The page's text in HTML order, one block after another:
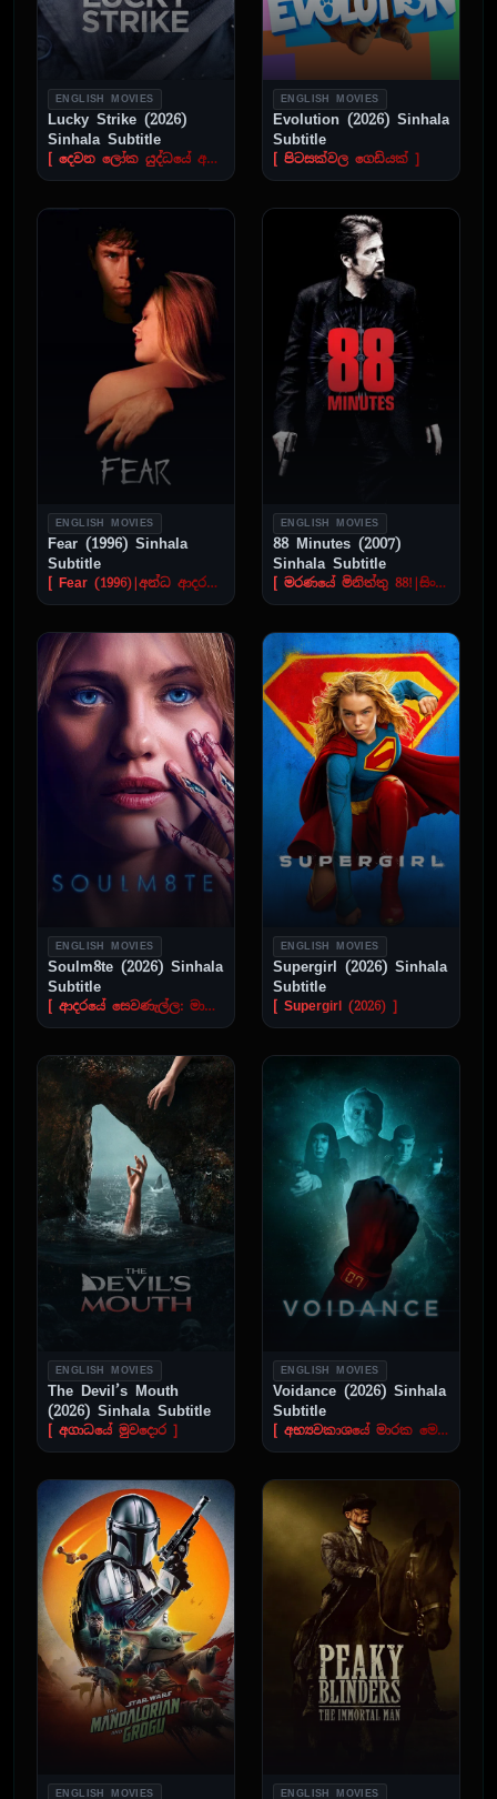
ENGLISH MOVIES
Lucky Strike (2026)
Sinhala Subtitle
[ දෙවන ලෝක යුද්ධයේ අඳුරු හිම කතර සහ තනි වූ සෙබළාගේ නොපසුබස්නා සටන ]
ENGLISH MOVIES
Evolution (2026) Sinhala
Subtitle
[ පිටසක්වල ගෙඩියක් ]
ENGLISH MOVIES
Fear (1996) Sinhala
Subtitle
[ Fear (1996)|අන්ධ ආදරය! [සිංහල උපසිරැසි සමඟ] ]
ENGLISH MOVIES
88 Minutes (2007)
Sinhala Subtitle
[ මරණයේ මිනිත්තු 88!|සිංහල උපසිරැසි සමඟ ]
ENGLISH MOVIES
Soulm8te (2026) Sinhala
Subtitle
[ ආදරයේ සෙවණැල්ල: මාරාන්තික කෘත්‍රිම බැඳීම ]
ENGLISH MOVIES
Supergirl (2026) Sinhala
Subtitle
[ Supergirl (2026) ]
ENGLISH MOVIES
The Devil’s Mouth
(2026) Sinhala Subtitle
[ අගාධයේ මුවදොර ]
ENGLISH MOVIES
Voidance (2026) Sinhala
Subtitle
[ අභ්‍යවකාශයේ මාරක මෙහෙයුම ]
ENGLISH MOVIES ENGLISH MOVIES